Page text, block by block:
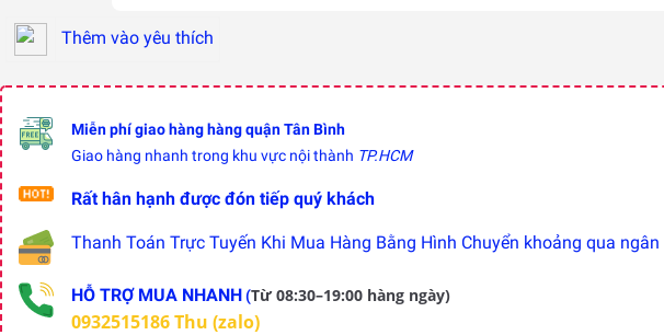
Thêm vào yêu thích
Miễn phí giao hàng hàng quận Tân Bình
Giao hàng nhanh trong khu vực nội thành TP.HCM
Rất hân hạnh được đón tiếp quý khách
Thanh Toán Trực Tuyến Khi Mua Hàng Bằng Hình Chuyển khoảng qua
HỖ TRỢ MUA NHANH(Từ 08:30–19:00 hàng ngày)
0932515186 Thu (zalo)